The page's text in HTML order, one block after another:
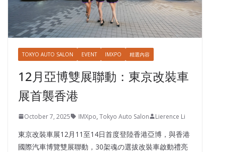
TOKYO AUTO SALON EVENT IMXPO 精選內容
12月亞博雙展聯動：東京改裝車
展首襲香港
October 7, 2025 IMXpo, Tokyo Auto Salon Lierence Li
東京改裝車展12月11至14日首度登陸香港亞博，與香港
國際汽車博覽雙展聯動，30架魂の選拔改裝車啟動禮亮